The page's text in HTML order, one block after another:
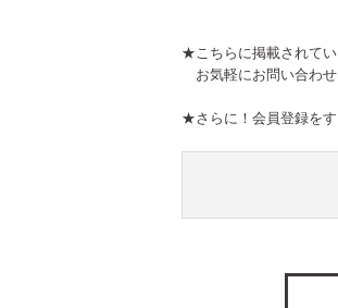
★こちらに掲載されて
お気軽にお問い合わせ
★さらに！会員登録をす